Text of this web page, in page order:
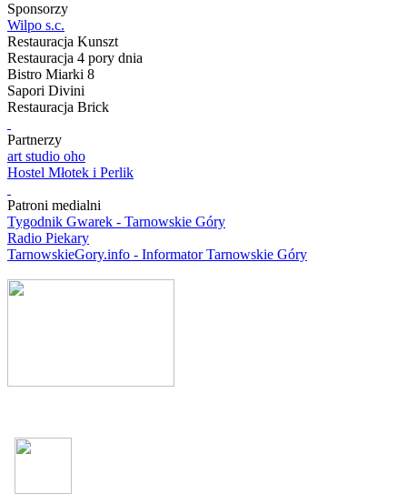
Sponsorzy
Wilpo s.c.
Restauracja Kunszt
Restauracja 4 pory dnia
Bistro Miarki 8
Sapori Divini
Restauracja Brick
Partnerzy
art studio oho
Hostel Młotek i Perlik
Patroni medialni
Tygodnik Gwarek - Tarnowskie Góry
Radio Piekary
TarnowskieGory.info - Informator Tarnowskie Góry